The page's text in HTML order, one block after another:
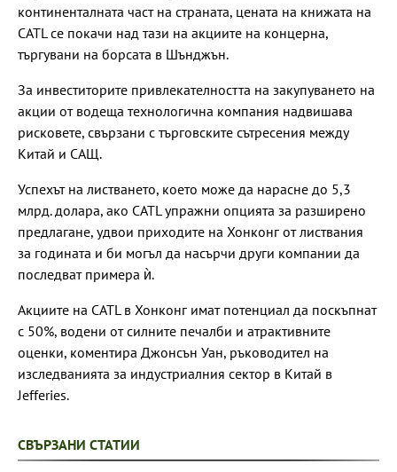
континенталната част на страната, цената на книжата на
CATL се покачи над тази на акциите на концерна,
търгувани на борсата в Шънджън.
За инвеститорите привлекателността на закупуването на
акции от водеща технологична компания надвишава
рисковете, свързани с търговските сътресения между
Китай и САЩ.
Успехът на листването, което може да нарасне до 5,3
млрд. долара, ако CATL упражни опцията за разширено
предлагане, удвои приходите на Хонконг от листвания
за годината и би могъл да насърчи други компании да
последват примера ѝ.
Акциите на CATL в Хонконг имат потенциал да поскъпнат
с 50%, водени от силните печалби и атрактивните
оценки, коментира Джонсън Уан, ръководител на
изследванията за индустриалния сектор в Китай в
Jefferies.
СВЪРЗАНИ СТАТИИ